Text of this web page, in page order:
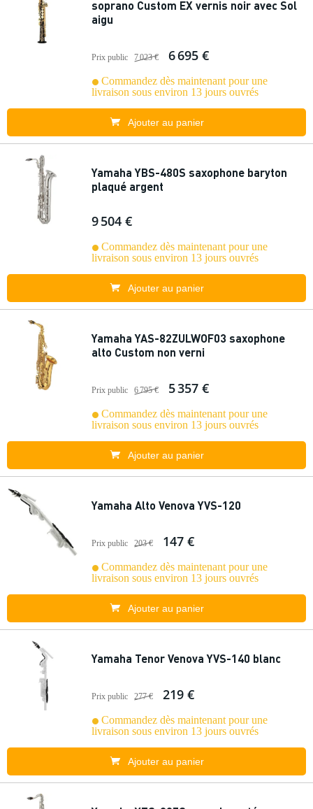
soprano Custom EX vernis noir avec Sol
aigu
Prix public 7 023 € 6 695 €
Commandez dès maintenant pour une
livraison sous environ 13 jours ouvrés
Ajouter au panier
Yamaha YBS-480S saxophone baryton
plaqué argent
9 504 €
Commandez dès maintenant pour une
livraison sous environ 13 jours ouvrés
Ajouter au panier
Yamaha YAS-82ZULWOF03 saxophone
alto Custom non verni
Prix public 6 795 € 5 357 €
Commandez dès maintenant pour une
livraison sous environ 13 jours ouvrés
Ajouter au panier
Yamaha Alto Venova YVS-120
Prix public 203 € 147 €
Commandez dès maintenant pour une
livraison sous environ 13 jours ouvrés
Ajouter au panier
Yamaha Tenor Venova YVS-140 blanc
Prix public 277 € 219 €
Commandez dès maintenant pour une
livraison sous environ 13 jours ouvrés
Ajouter au panier